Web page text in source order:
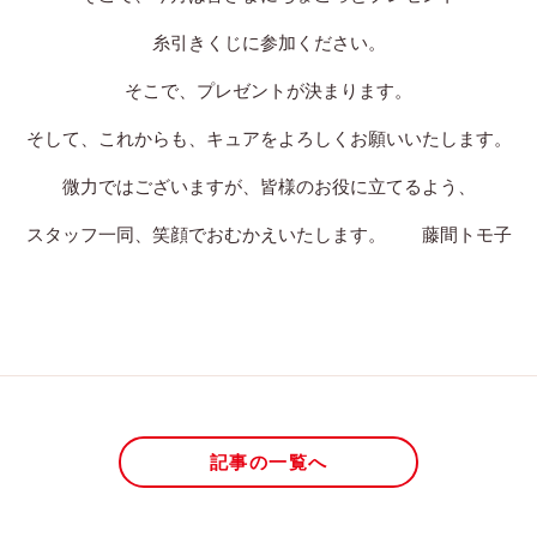
糸引きくじに参加ください。
そこで、プレゼントが決まります。
そして、これからも、キュアをよろしくお願いいたします。
微力ではございますが、皆様のお役に立てるよう、
スタッフ一同、笑顔でおむかえいたします。 藤間トモ子
記事の一覧へ